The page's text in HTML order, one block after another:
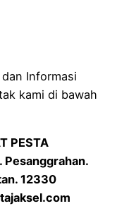
Informasi
kami di bawah
PESTA
Pesanggrahan.
12330